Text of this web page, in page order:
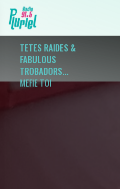
TETES RAIDES &
FABULOUS
TROBADORS...
MEFIE TOI